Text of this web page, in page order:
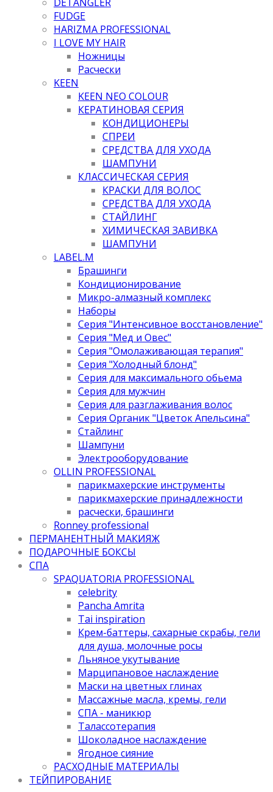
FUDGE
HARIZMA PROFESSIONAL
I LOVE MY HAIR
Ножницы
Расчески
KEEN
KEEN NEO COLOUR
КЕРАТИНОВАЯ СЕРИЯ
КОНДИЦИОНЕРЫ
СПРЕИ
СРЕДСТВА ДЛЯ УХОДА
ШАМПУНИ
КЛАССИЧЕСКАЯ СЕРИЯ
КРАСКИ ДЛЯ ВОЛОС
СРЕДСТВА ДЛЯ УХОДА
СТАЙЛИНГ
ХИМИЧЕСКАЯ ЗАВИВКА
ШАМПУНИ
LABEL.M
Брашинги
Кондиционирование
Микро-алмазный комплекс
Наборы
Серия "Интенсивное восстановление"
Серия "Мед и Овес"
Серия "Омолаживающая терапия"
Серия "Холодный блонд"
Серия для максимального обьема
Серия для мужчин
Серия для разглаживания волос
Серия Органик "Цветок Апельсина"
Стайлинг
Шампуни
Электрооборудование
OLLIN PROFESSIONAL
парикмахерские инструменты
парикмахерские принадлежности
расчески, брашинги
Ronney professional
ПЕРМАНЕНТНЫЙ МАКИЯЖ
ПОДАРОЧНЫЕ БОКСЫ
СПА
SPAQUATORIA PROFESSIONAL
celebrity
Pancha Amrita
Tai inspiration
Крем-баттеры, сахарные скрабы, гели
для душа, молочные росы
Льняное укутывание
Марципановое наслаждение
Маски на цветных глинах
Массажные масла, кремы, гели
СПА - маникюр
Талассотерапия
Шоколадное наслаждение
Ягодное сияние
РАСХОДНЫЕ МАТЕРИАЛЫ
ТЕЙПИРОВАНИЕ